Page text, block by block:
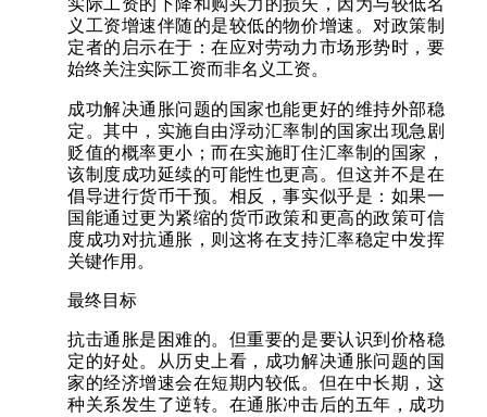
义工资增速伴随的是较低的物价增速。对政策制
定者的启示在于：在应对劳动力市场形势时，要
始终关注实际工资而非名义工资。
成功解决通胀问题的国家也能更好的维持外部稳
定。其中，实施自由浮动汇率制的国家出现急剧
贬值的概率更小；而在实施盯住汇率制的国家，
该制度成功延续的可能性也更高。但这并不是在
倡导进行货币干预。相反，事实似乎是：如果一
国能通过更为紧缩的货币政策和更高的政策可信
度成功对抗通胀，则这将在支持汇率稳定中发挥
关键作用。
最终目标
抗击通胀是困难的。但重要的是要认识到价格稳
定的好处。从历史上看，成功解决通胀问题的国
家的经济增速会在短期内较低。但在中长期，这
种关系发生了逆转。在通胀冲击后的五年，成功